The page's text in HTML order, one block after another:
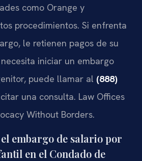
como Orange y
procedimientos. Si enfrenta
le retienen pagos de su
iniciar un embargo
puede llamar al (888)
una consulta. Law Offices
Without Borders.
embargo de salario por
en el Condado de